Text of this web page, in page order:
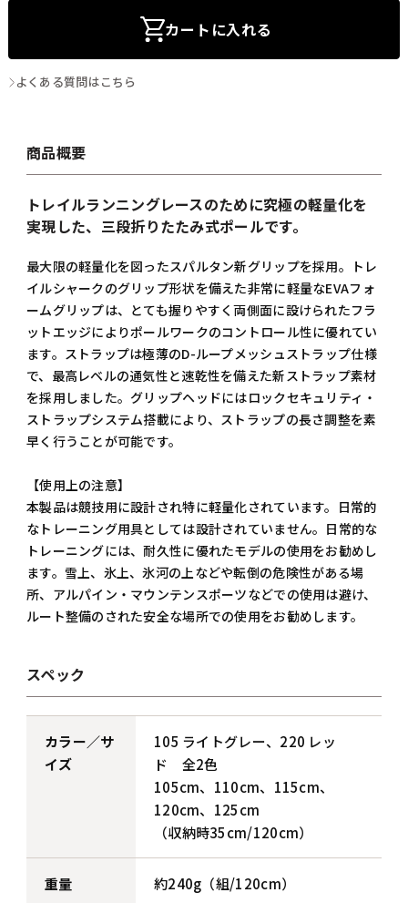
カートに入れる
よくある質問はこちら
商品概要
トレイルランニングレースのために究極の軽量化を
実現した、三段折りたたみ式ポールです。
最大限の軽量化を図ったスパルタン新グリップを採用。トレ
イルシャークのグリップ形状を備えた非常に軽量なEVAフォ
ームグリップは、とても握りやすく両側面に設けられたフラ
ットエッジによりポールワークのコントロール性に優れてい
ます。ストラップは極薄のD-ループメッシュストラップ仕様
で、最高レベルの通気性と速乾性を備えた新ストラップ素材
を採用しました。グリップヘッドにはロックセキュリティ・
ストラップシステム搭載により、ストラップの長さ調整を素
早く行うことが可能です。
【使用上の注意】
本製品は競技用に設計され特に軽量化されています。日常的
なトレーニング用具としては設計されていません。日常的な
トレーニングには、耐久性に優れたモデルの使用をお勧めし
ます。雪上、氷上、氷河の上などや転倒の危険性がある場
所、アルパイン・マウンテンスポーツなどでの使用は避け、
ルート整備のされた安全な場所での使用をお勧めします。
スペック
カラー／サ
イズ
105 ライトグレー、220 レッ
ド 全2色
105cm、110cm、115cm、
120cm、125cm
（収納時35cm/120cm）
重量 約240g（組/120cm）